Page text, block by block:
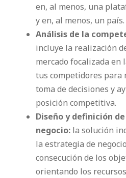
en, al menos, una
y en, al menos, un país.
Análisis de la
incluye la realización
mercado focalizada en
tus competidores para
toma de decisiones y
posición competitiva.
Diseño y definición
negocio: la solución
la estrategia de
consecución de los
orientando los